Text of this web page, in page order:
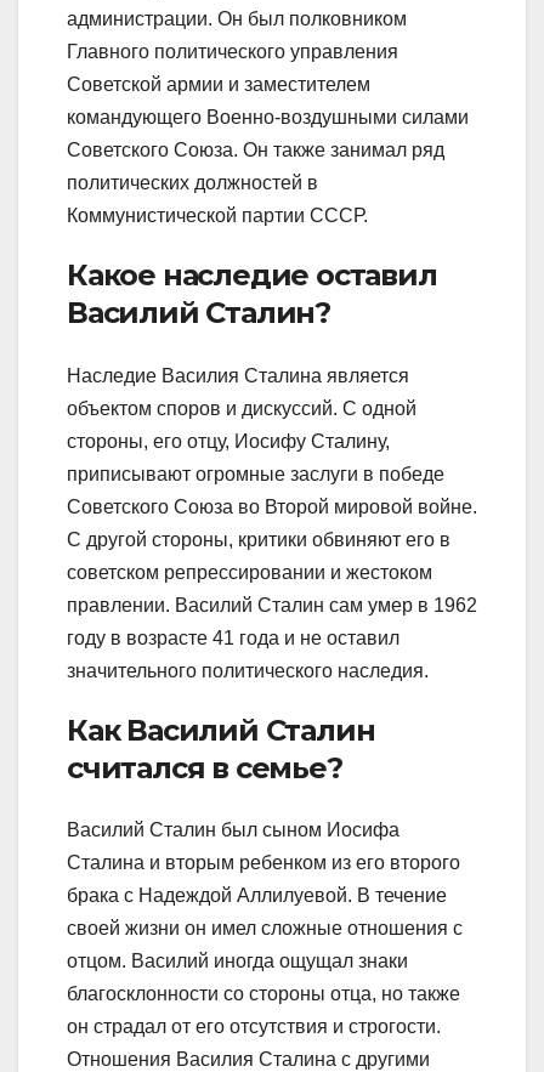
администрации. Он был полковником
Главного политического управления
Советской армии и заместителем
командующего Военно-воздушными силами
Советского Союза. Он также занимал ряд
политических должностей в
Коммунистической партии СССР.
Какое наследие оставил
Василий Сталин?
Наследие Василия Сталина является
объектом споров и дискуссий. С одной
стороны, его отцу, Иосифу Сталину,
приписывают огромные заслуги в победе
Советского Союза во Второй мировой войне.
С другой стороны, критики обвиняют его в
советском репрессировании и жестоком
правлении. Василий Сталин сам умер в 1962
году в возрасте 41 года и не оставил
значительного политического наследия.
Как Василий Сталин
считался в семье?
Василий Сталин был сыном Иосифа
Сталина и вторым ребенком из его второго
брака с Надеждой Аллилуевой. В течение
своей жизни он имел сложные отношения с
отцом. Василий иногда ощущал знаки
благосклонности со стороны отца, но также
он страдал от его отсутствия и строгости.
Отношения Василия Сталина с другими